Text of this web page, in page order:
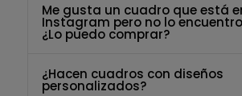
Me gusta un cuadro que está
Instagram pero no lo
¿Lo puedo comprar?
¿Hacen cuadros con diseños
personalizados?